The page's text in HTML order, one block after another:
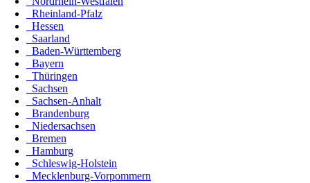
Rheinland-Pfalz
Hessen
Saarland
Baden-Württemberg
Bayern
Thüringen
Sachsen
Sachsen-Anhalt
Brandenburg
Niedersachsen
Bremen
Hamburg
Schleswig-Holstein
Mecklenburg-Vorpommern